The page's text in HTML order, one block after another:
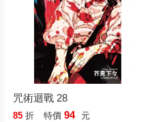
咒術迴戰 28
85 折 特價 94 元